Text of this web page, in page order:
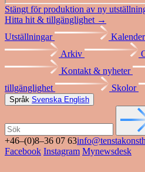
Stängt för produktion av ny
Hitta hit & tillgänglighet →
Utställningar
Kalender
Arkiv
Kontakt & nyheter
tillgänglighet
Skolor
Språk Svenska English
+46–(0)8–36 07 63
Facebook Instagram Mynewsdesk